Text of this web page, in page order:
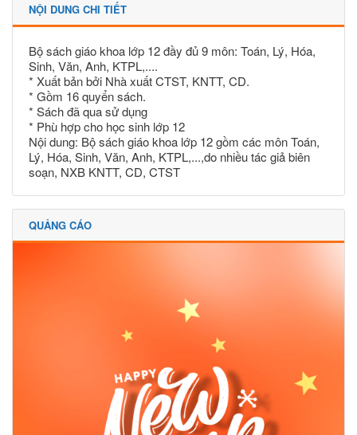
NỘI DUNG CHI TIẾT
Bộ sách giáo khoa lớp 12 đầy đủ 9 môn: Toán, Lý, Hóa,
Sinh, Văn, Anh, KTPL,....
* Xuất bản bởi Nhà xuất CTST, KNTT, CD.
* Gồm 16 quyển sách.
* Sách đã qua sử dụng
* Phù hợp cho học sinh lớp 12
Nội dung: Bộ sách giáo khoa lớp 12 gồm các môn Toán,
Lý, Hóa, Sinh, Văn, Anh, KTPL,...,do nhiều tác giả biên
soạn, NXB KNTT, CD, CTST
QUẢNG CÁO